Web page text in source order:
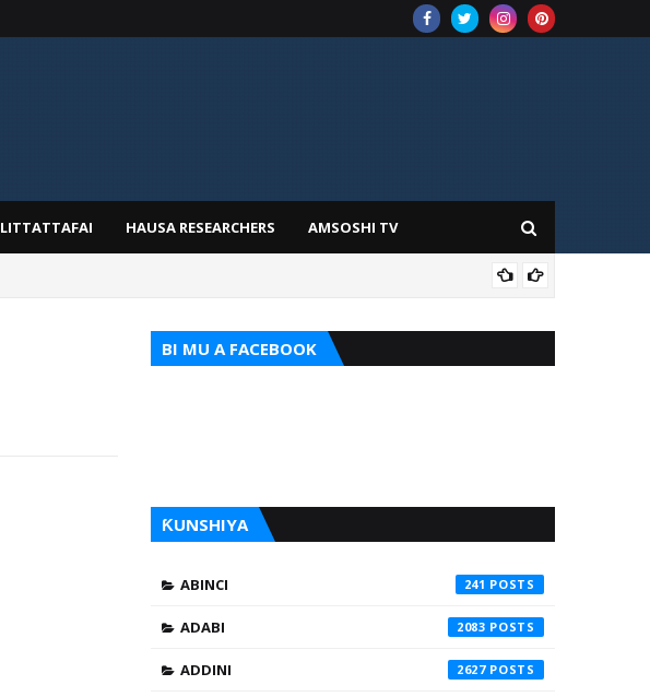
LITTATTAFAI HAUSA RESEARCHERS AMSOSHI TV
BI MU A FACEBOOK
ƘUNSHIYA
ABINCI 241
ADABI 2083
ADDINI 2627